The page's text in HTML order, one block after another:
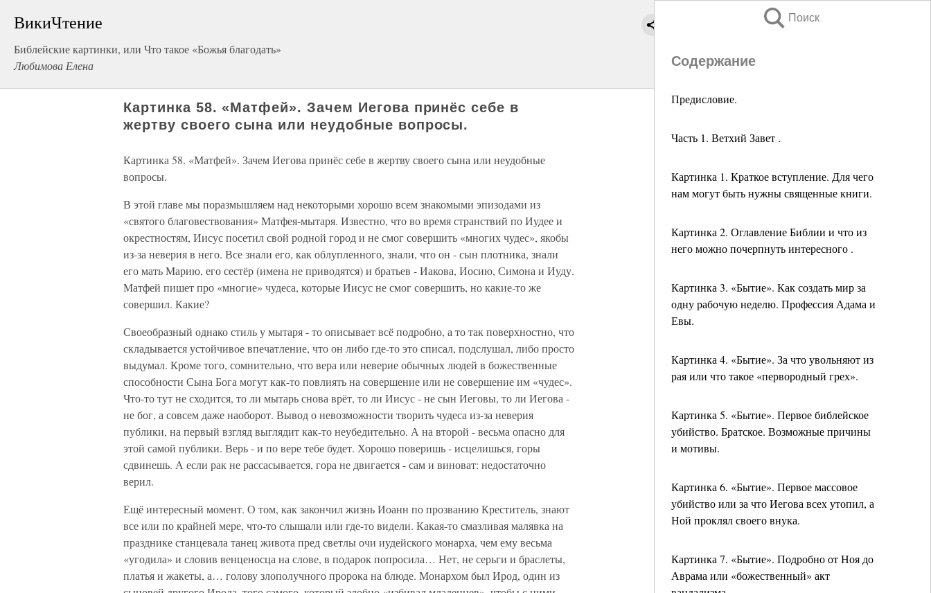
ВикиЧтение
Библейские картинки, или Что такое «Божья благодать»
Любимова Елена
Поиск
Содержание
Предисловие.
Часть 1. Ветхий Завет .
Картинка 1. Краткое вступление. Для чего
нам могут быть нужны священные книги.
Картинка 2. Оглавление Библии и что из
него можно почерпнуть интересного .
Картинка 3. «Бытие». Как создать мир за
одну рабочую неделю. Профессия Адама и
Евы.
Картинка 4. «Бытие». За что увольняют из
рая или что такое «первородный грех».
Картинка 5. «Бытие». Первое библейское
убийство. Братское. Возможные причины
и мотивы.
Картинка 6. «Бытие». Первое массовое
убийство или за что Иегова всех утопил, а
Ной проклял своего внука.
Картинка 7. «Бытие». Подробно от Ноя до
Аврама или «божественный» акт
Картинка 58. «Матфей». Зачем Иегова принёс себе в
жертву своего сына или неудобные вопросы.
Картинка 58. «Матфей». Зачем Иегова принёс себе в жертву своего сына или неудобные
вопросы.
В этой главе мы поразмышляем над некоторыми хорошо всем знакомыми эпизодами из
«святого благовествования» Матфея-мытаря. Известно, что во время странствий по Иудее и
окрестностям, Иисус посетил свой родной город и не смог совершить «многих чудес», якобы
из-за неверия в него. Все знали его, как облупленного, знали, что он - сын плотника, знали
его мать Марию, его сестёр (имена не приводятся) и братьев - Иакова, Иосию, Симона и Иуду.
Матфей пишет про «многие» чудеса, которые Иисус не смог совершить, но какие-то же
совершил. Какие?
Своеобразный однако стиль у мытаря - то описывает всё подробно, а то так поверхностно, что
складывается устойчивое впечатление, что он либо где-то это списал, подслушал, либо просто
выдумал. Кроме того, сомнительно, что вера или неверие обычных людей в божественные
способности Сына Бога могут как-то повлиять на совершение или не совершение им «чудес».
Что-то тут не сходится, то ли мытарь снова врёт, то ли Иисус - не сын Иеговы, то ли Иегова -
не бог, а совсем даже наоборот. Вывод о невозможности творить чудеса из-за неверия
публики, на первый взгляд выглядит как-то неубедительно. А на второй - весьма опасно для
этой самой публики. Верь - и по вере тебе будет. Хорошо поверишь - исцелишься, горы
сдвинешь. А если рак не рассасывается, гора не двигается - сам и виноват: недостаточно
верил.
Ещё интересный момент. О том, как закончил жизнь Иоанн по прозванию Креститель, знают
все или по крайней мере, что-то слышали или где-то видели. Какая-то смазливая малявка на
празднике станцевала танец живота пред светлы очи иудейского монарха, чем ему весьма
«угодила» и словив венценосца на слове, в подарок попросила… Нет, не серьги и браслеты,
платья и жакеты, а… голову злополучного пророка на блюде. Монархом был Ирод, один из